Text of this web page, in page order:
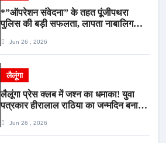
*”ऑपरेशन संवेदना” के तहत पूंजीपथरा
पुलिस की बड़ी सफलता, लापता नाबालिग
आरोपी गिरफ्तार*
Jun 26 , 2026
लैलूंगा
लैलूंगा प्रेस क्लब में जश्न का धमाका! युवा
पत्रकार हीरालाल राठिया का जन्मदिन बना
स्वरJun 26 , 2026